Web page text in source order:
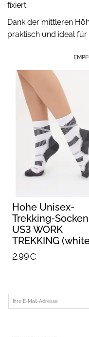
fixiert.
Dank der mittleren
praktisch und ideal
Hohe Unisex-
Trekking-Socken
US3 WORK
TREKKING
2.99€